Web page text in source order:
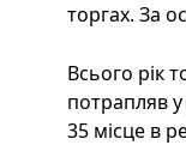
торгах. За
Всього рік
потрапляв у
35 місце в